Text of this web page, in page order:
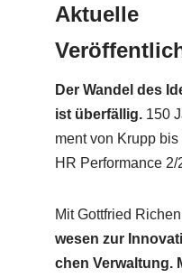
Aktuelle
Der Wan­del des
ist über­fäl­lig. 150
ment von Krupp
HR Per­for­mance
Mit Gott­fried
we­sen zur
chen Ver­wal­tung.